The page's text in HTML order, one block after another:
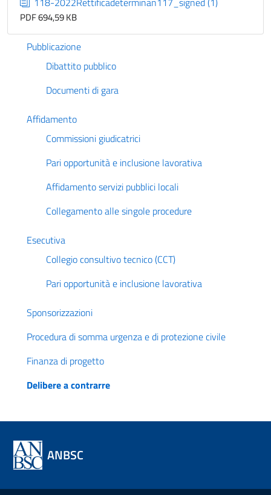
PDF 694,59 KB
Pubblicazione
Dibattito pubblico
Documenti di gara
Affidamento
Commissioni giudicatrici
Pari opportunità e inclusione lavorativa
Affidamento servizi pubblici locali
Collegamento alle singole procedure
Esecutiva
Collegio consultivo tecnico (CCT)
Pari opportunità e inclusione lavorativa
Sponsorizzazioni
Procedura di somma urgenza e di protezione civile
Finanza di progetto
Delibere a contrarre
ANBSC